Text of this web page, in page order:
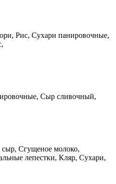
Рис, Сухари панировочные,
Сыр сливочный,
Сгущеное молоко,
лепестки, Кляр, Сухари,